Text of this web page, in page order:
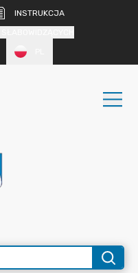
INSTRUKCJA